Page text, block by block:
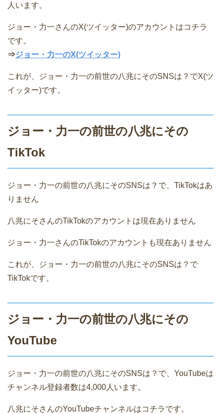
人います。
ジョー・力一さんのX(ツイッター)のアカウントはコチラ
です。
⇒ジョー・力一のX(ツイッター)
これが、ジョー・力一の前世の八兆にそのSNSは？でX(ツ
イッター)です。
ジョー・力一の前世の八兆にその
TikTok
ジョー・力一の前世の八兆にそのSNSは？で、TikTokはあ
りません
八兆にそさんのTikTokのアカウントは現在ありません
ジョー・力一さんのTikTokのアカウントも現在ありません
これが、ジョー・力一の前世の八兆にそのSNSは？で
TikTokです。
ジョー・力一の前世の八兆にその
YouTube
ジョー・力一の前世の八兆にそのSNSは？で、YouTubeは
チャンネル登録者数は4,000人います。
八兆にそさんのYouTubeチャンネルはコチラです。